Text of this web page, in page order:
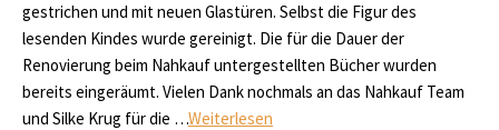
gestrichen und mit neuen Glastüren. Selbst die Figur des
lesenden Kindes wurde gereinigt. Die für die Dauer der
Renovierung beim Nahkauf untergestellten Bücher wurden
bereits eingeräumt. Vielen Dank nochmals an das Nahkauf Team
und Silke Krug für die …Weiterlesen